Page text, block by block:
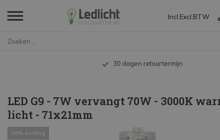
Incl. Excl. BTW
Tot 10 jaar garantie
LED G9 - 7W vervangt 70W - 3000K
licht - 71x21mm
38% korting